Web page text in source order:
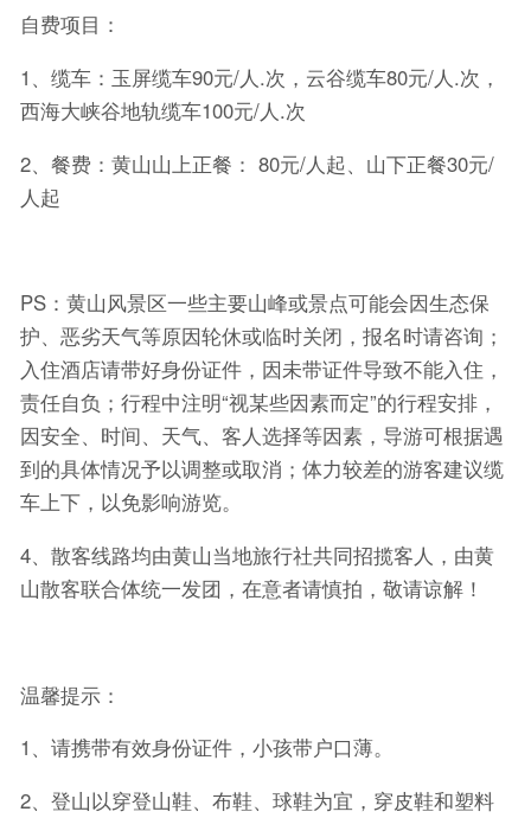
自费项目：
1、缆车：玉屏缆车90元/人.次，云谷缆车80元/人.次，
西海大峡谷地轨缆车100元/人.次
2、餐费：黄山山上正餐： 80元/人起、山下正餐30元/
人起
PS：黄山风景区一些主要山峰或景点可能会因生态保
护、恶劣天气等原因轮休或临时关闭，报名时请咨询；
入住酒店请带好身份证件，因未带证件导致不能入住，
责任自负；行程中注明“视某些因素而定”的行程安排，
因安全、时间、天气、客人选择等因素，导游可根据遇
到的具体情况予以调整或取消；体力较差的游客建议缆
车上下，以免影响游览。
4、散客线路均由黄山当地旅行社共同招揽客人，由黄
山散客联合体统一发团，在意者请慎拍，敬请谅解！
温馨提示：
1、请携带有效身份证件，小孩带户口薄。
2、登山以穿登山鞋、布鞋、球鞋为宜，穿皮鞋和塑料